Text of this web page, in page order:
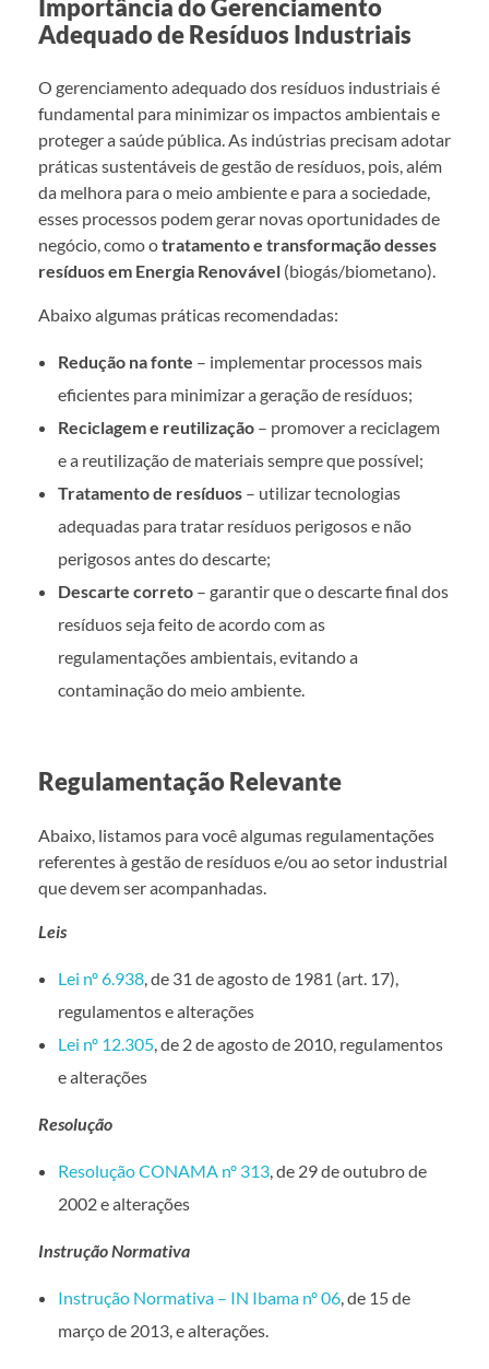
Importância do Gerenciamento
Adequado de Resíduos Industriais
O gerenciamento adequado dos resíduos industriais é
fundamental para minimizar os impactos ambientais e
proteger a saúde pública. As indústrias precisam adotar
práticas sustentáveis de gestão de resíduos, pois, além
da melhora para o meio ambiente e para a sociedade,
esses processos podem gerar novas oportunidades de
negócio, como otratamento e transformação desses
resíduos em Energia Renovável (biogás/biometano).
Abaixo algumas práticas recomendadas:
Redução na fonte – implementar processos mais
eficientes para minimizar a geração de resíduos;
Reciclagem e reutilização– promover a reciclagem
e a reutilização de materiais sempre que possível;
Tratamento de resíduos– utilizar tecnologias
adequadas para tratar resíduos perigosos e não
perigosos antes do descarte;
Descarte correto– garantir que o descarte final dos
resíduos seja feito de acordo com as
regulamentações ambientais, evitando a
contaminação do meio ambiente.
Regulamentação Relevante
Abaixo, listamos para você algumas regulamentações
referentes à gestão de resíduos e/ou ao setor industrial
que devem ser acompanhadas.
Leis
Lei nº 6.938, de 31 de agosto de 1981 (art. 17),
regulamentos e alterações
Lei nº 12.305, de 2 de agosto de 2010, regulamentos
e alterações
Resolução
Resolução CONAMA nº 313, de 29 de outubro de
2002 e alterações
Instrução Normativa
Instrução Normativa – IN Ibama nº 06, de 15 de
março de 2013, e alterações.